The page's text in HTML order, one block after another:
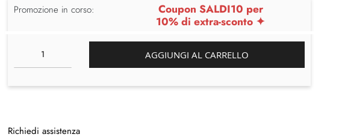
Promozione in corso:
Coupon SALDI10 per
10% di extra-sconto ✦
AGGIUNGI AL CARRELLO
Richiedi assistenza